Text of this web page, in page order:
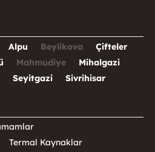
Alpu Beylikova
Çifteler
Mahmudiye
Mihalgazi
Seyitgazi Sivrihisar
Termal Kaynaklar